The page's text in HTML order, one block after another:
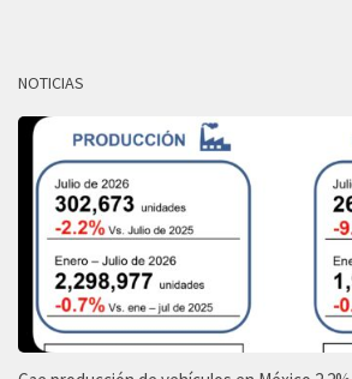
NOTICIAS